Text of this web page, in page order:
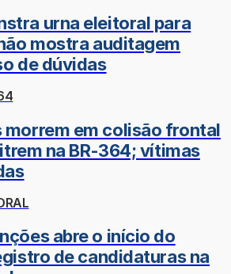
urna eleitoral para
mostra auditagem
de dúvidas
morrem em colisão frontal
na BR-364; vítimas
abre o início do
de candidaturas na